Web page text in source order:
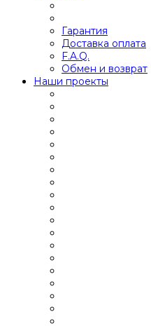
Гарантия
Доставка оплата
F.A.Q.
Обмен и возврат
Наши проекты